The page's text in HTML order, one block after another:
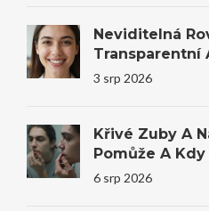
Neviditelná
Transparentní
Úsměvy I
3 srp 2026
Křivé Zuby A
Pomůže A
Stomatologie
6 srp 2026